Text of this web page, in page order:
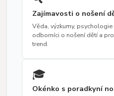
Zajímavosti o nošení
Věda, výzkumy,
odborníci o nošení dětí a
trend.
🎓
Okénko s poradkyní